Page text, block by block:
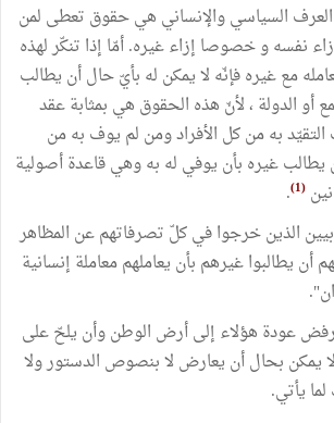
السياسي والإنساني هي حقوق تعطى لمن
نفسه و خصوصا إزاء غيره. أمّا إذا تنكّر لهذه
مع غيره فإنّه لا يمكن له بأيّ حال أن يطالب
أو الدولة ، لأنّ هذه الحقوق هي بمثابة عقد
به من كل الأفراد ومن لم يوف به من
غيره بأن يوفي له به وهي قاعدة أصولية
(1)
.
الذين خرجوا في كلّ تصرفاتهم عن المظاهر
أن يطالبوا غيرهم بأن يعاملهم معاملة إنسانية
عودة هؤلاء إلى أرض الوطن وأن يلحّ على
يمكن بحال أن يعارض لا بنصوص الدستور ولا
يأتي.